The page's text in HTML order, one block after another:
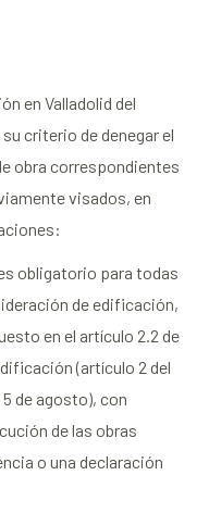
en Valladolid del
criterio de denegar el
obra correspondientes
visados, en
obligatorio para todas
de edificación,
en el artículo 2.2 de
(artículo 2 del
de agosto), con
de las obras
o una declaración